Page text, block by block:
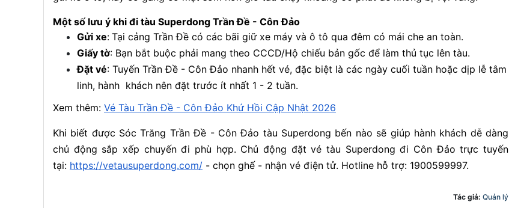
Một số lưu ý khi đi tàu Superdong Trần Đề - Côn Đảo
Gửi xe: Tại cảng Trần Đề có các bãi giữ xe máy và ô tô qua đêm có mái che an toàn.
Giấy tờ: Bạn bắt buộc phải mang theo CCCD/Hộ chiếu bản gốc để làm thủ tục lên tàu.
Đặt vé: Tuyến Trần Đề - Côn Đảo nhanh hết vé, đặc biệt là các ngày cuối tuần hoặc dịp lễ tâm
linh, hành khách nên đặt trước ít nhất 1 - 2 tuần.
Xem thêm: Vé Tàu Trần Đề - Côn Đảo Khứ Hồi Cập Nhật 2026
Khi biết được Sóc Trăng Trần Đề - Côn Đảo tàu Superdong bến nào sẽ giúp hành khách dễ dàng
chủ động sắp xếp chuyến đi phù hợp. Chủ động đặt vé tàu Superdong đi Côn Đảo trực tuyến
tại: https://vetausuperdong.com/ - chọn ghế - nhận vé điện tử. Hotline hỗ trợ: 1900599997.
Tác giả: Quản lý